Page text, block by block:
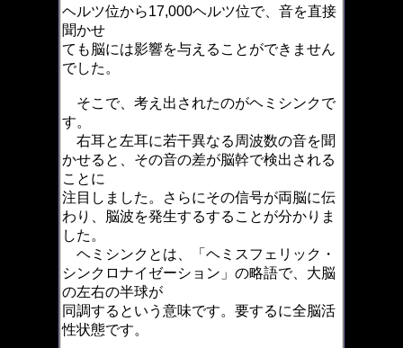
ヘルツ位から17,000ヘルツ位で、音を直接
聞かせ
ても脳には影響を与えることができません
でした。
そこで、考え出されたのがヘミシンクで
す。
右耳と左耳に若干異なる周波数の音を聞
かせると、その音の差が脳幹で検出される
ことに
注目しました。さらにその信号が両脳に伝
わり、脳波を発生するすることが分かりま
した。
ヘミシンクとは、「ヘミスフェリック・
シンクロナイゼーション」の略語で、大脳
の左右の半球が
同調するという意味です。要するに全脳活
性状態です。